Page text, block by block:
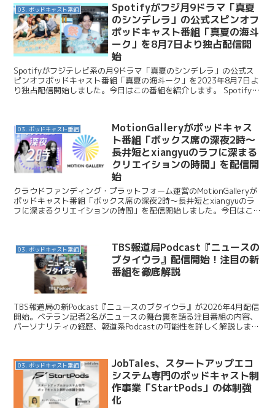
03. ポッドキャスト番組
Spotifyがフジ月9ドラマ「真夏
のシンデレラ」の公式スピンオフ
ポッドキャスト番組「真夏の海斗
ーク」を8月7日より独占配信開
始
Spotifyがフジテレビ系の月9ドラマ「真夏のシンデレラ」の公式ス
ピンオフポッドキャスト番組「真夏の海斗ーク」を2023年8月7日よ
り独占配信開始しました。今日はこの番組を紹介します。 Spotify /
03. ポッドキャスト番組
MotionGalleryがポッドキャス
ト番組「ボックス席の深夜2時〜
長井短とxiangyuのラフに深まる
クリエイションの時間」を配信開
始
クラウドファンディング・プラットフォーム運営のMotionGalleryが
ポッドキャスト番組「ボックス席の深夜2時〜長井短とxiangyuのラ
フに深まるクリエイションの時間」を配信開始しました。今日はこの
03. ポッドキャスト番組
TBS報道局Podcast『ニュースの
ブタイウラ』配信開始！注目の新
番組を徹底解説
TBS報道局の新Podcast『ニュースのブタイウラ』が2026年4月配信
開始。ベテラン記者2名がニュースの舞台裏を語る注目番組の内容、
パーソナリティの経歴、報道系Podcastの可能性を詳しく解説しま
03. ポッドキャスト番組
JobTales、スタートアップエコ
システム専門のポッドキャスト制
作事業「StartPods」の体制強
化